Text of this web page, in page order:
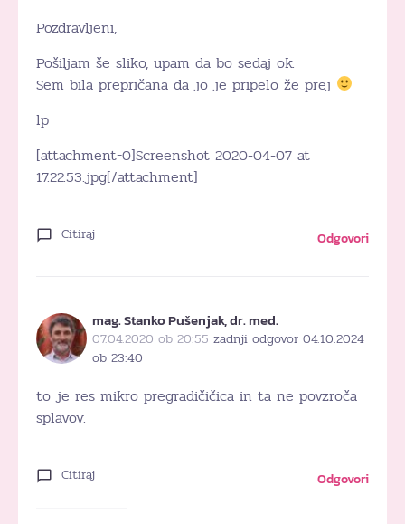
Pozdravljeni,
Pošiljam še sliko, upam da bo sedaj ok.
Sem bila prepričana da jo je pripelo že prej
lp
[attachment=0]Screenshot 2020-04-07 at
17.22.53.jpg[/attachment]
Citiraj Odgovori
mag. Stanko Pušenjak, dr. med.
07.04.2020 ob 20:55 zadnji odgovor 04.10.2024
ob 23:40
to je res mikro pregradičičica in ta ne povzroča
splavov.
Citiraj Odgovori